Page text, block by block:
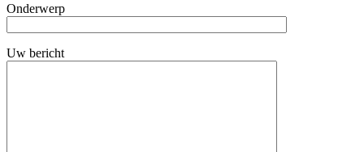
Onderwerp
Uw bericht